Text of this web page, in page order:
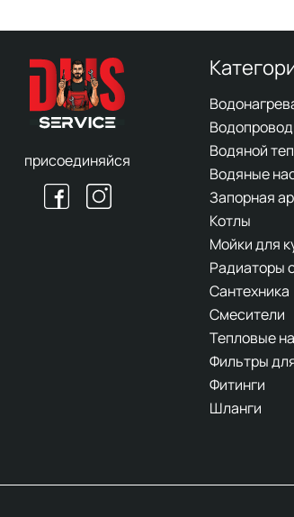
присоединяйся
Водяной
Водяные
Запорная
Котлы
Мойки для
Радиаторы
Сантехника
Смесители
Тепловые
Фильтры
Фитинги
Шланги